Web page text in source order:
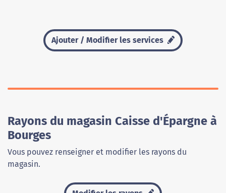
Ajouter / Modifier les services
Rayons du magasin Caisse d'Épargne à
Bourges
Vous pouvez renseigner et modifier les rayons du
magasin.